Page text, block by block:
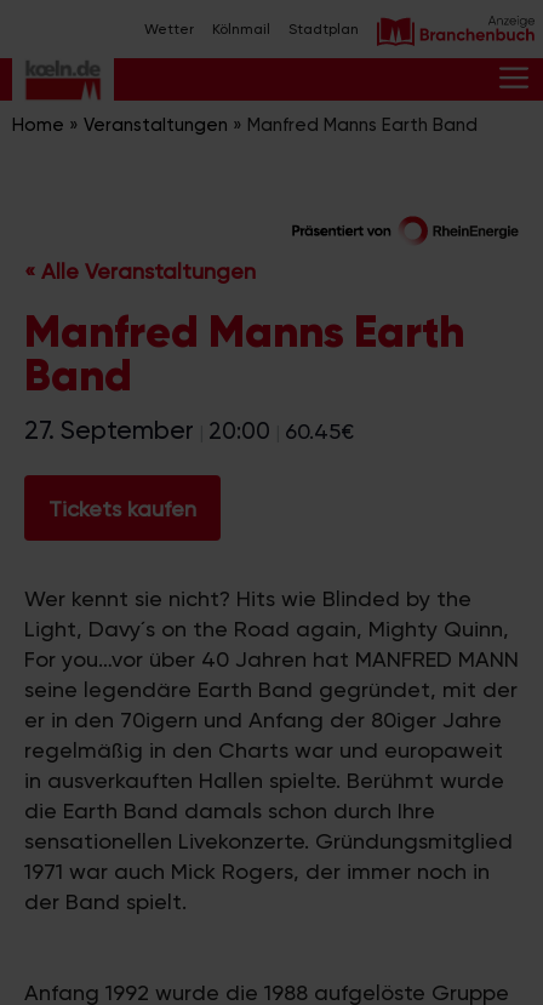
Inhalt
springen
Wetter Kölnmail Stadtplan
Home » Veranstaltungen » Manfred Manns Earth Band
« Alle Veranstaltungen
Manfred Manns Earth
Band
27. September 20:00 60.45€
Tickets kaufen
Wer kennt sie nicht? Hits wie Blinded by the
Light, Davy´s on the Road again, Mighty Quinn,
For you…vor über 40 Jahren hat MANFRED MANN
seine legendäre Earth Band gegründet, mit der
er in den 70igern und Anfang der 80iger Jahre
regelmäßig in den Charts war und europaweit
in ausverkauften Hallen spielte. Berühmt wurde
die Earth Band damals schon durch Ihre
sensationellen Livekonzerte. Gründungsmitglied
1971 war auch Mick Rogers, der immer noch in
der Band spielt.
Anfang 1992 wurde die 1988 aufgelöste Gruppe